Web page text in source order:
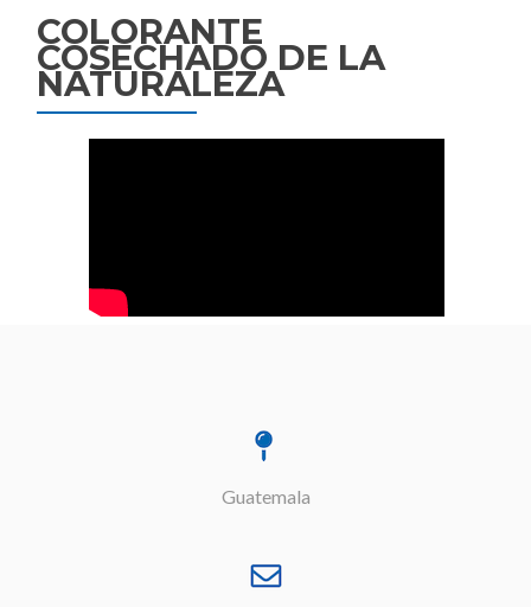
COLORANTE
COSECHADO DE LA
NATURALEZA
Guatemala